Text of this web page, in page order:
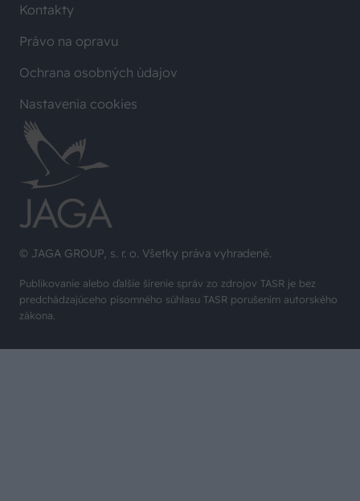
© JAGA GROUP, s. r. o. Všetky práva vyhradené.
Publikovanie alebo ďalšie šírenie správ zo zdrojov TASR je bez
predchádzajúceho písomného súhlasu TASR porušením autorského
zákona.
Kontakty
Právo na opravu
Ochrana osobných údajov
Nastavenia cookies